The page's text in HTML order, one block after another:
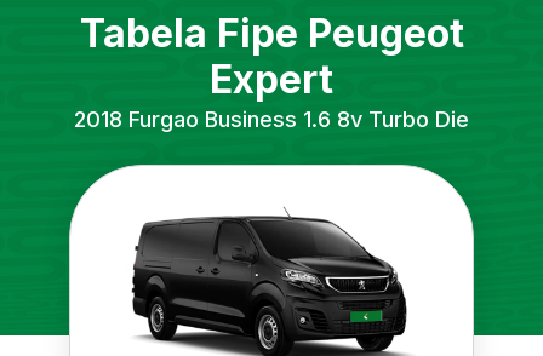
Tabela Fipe Peugeot
Expert
2018 Furgao Business 1.6 8v Turbo Die